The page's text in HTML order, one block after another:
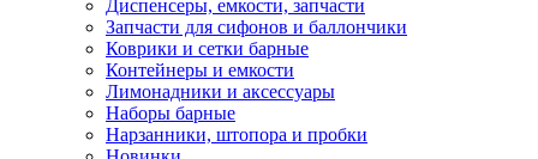
Диспенсеры, емкости, запчасти
Запчасти для сифонов и баллончики
Коврики и сетки барные
Контейнеры и емкости
Лимонадники и аксессуары
Наборы барные
Нарзанники, штопора и пробки